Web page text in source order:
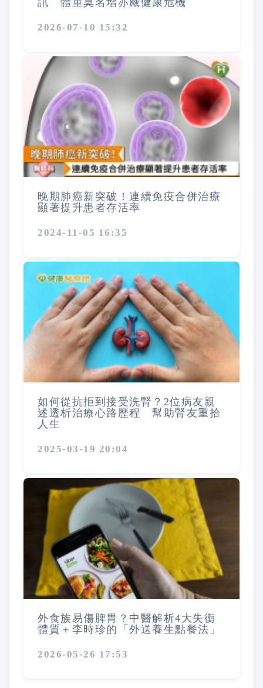
訊 體重莫名增亦藏健康危機
2026-07-10 15:32
晚期肺癌新突破！連續免疫合併治療
顯著提升患者存活率
2024-11-05 16:35
如何從抗拒到接受洗腎？2位病友親
述透析治療心路歷程 幫助腎友重拾
人生
2025-03-19 20:04
外食族易傷脾胃？中醫解析4大失衡
體質＋李時珍的「外送養生點餐法」
2026-05-26 17:53